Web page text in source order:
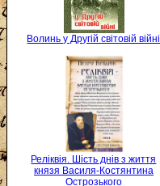
Волинь у Другій світовій війні
Реліквія. Шість днів з життя
князя Василя-Костянтина
Острозького